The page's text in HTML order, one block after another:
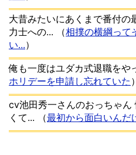
大昔みたいにあくまで番付の
力士への...
（相撲の横綱って
い...）
俺も一度はユダカ式退職をや
ホリデーを申請し忘れていた ）
cv池田秀一さんのおっちゃん
くて...
（最初から面白いんだ